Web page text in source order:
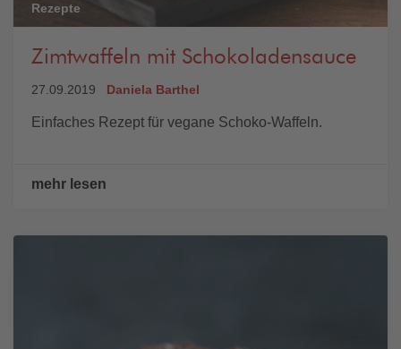
Rezepte
Zimtwaffeln mit Schokoladensauce
27.09.2019 Daniela Barthel
Einfaches Rezept für vegane Schoko-Waffeln.
mehr lesen